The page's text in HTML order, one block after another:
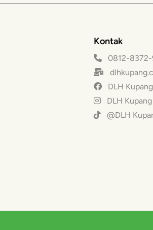
Kontak
0812-8372-
DLH Kupang
DLH Kupang
@DLH